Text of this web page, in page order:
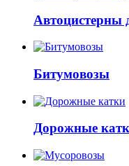
Автоцистерны
Битумовозы
Дорожные